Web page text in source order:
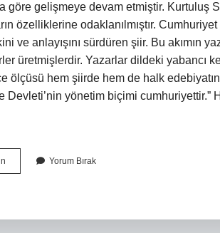
göre gelişmeye devam etmiştir. Kurtuluş
özelliklerine odaklanılmıştır.
ve anlayışını sürdüren şiir. Bu akımın
üretmişlerdir. Yazarlar dildeki yabancı
ölçüsü hem şiirde hem de halk
Devleti’nin yönetim biçimi cumhuriyettir.”
Cumhuriyet
Dönemi
Yorum Bırak